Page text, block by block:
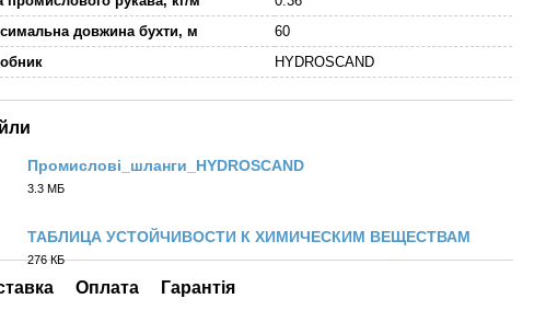
довжина бухти, м
60
HYDROSCAND
Промислові_шланги_HYDROSCAND
3.3 МБ
ТАБЛИЦА УСТОЙЧИВОСТИ К ХИМИЧЕСКИМ ВЕЩЕСТВАМ
276 КБ
Оплата Гарантія